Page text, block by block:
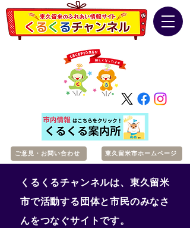
ご意見・お問い合わせ 東久留米市ホームページ
くるくるチャンネルは、東久留米
市で活動する団体と市民のみなさ
んをつなぐサイトです。